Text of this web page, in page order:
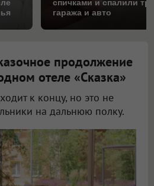
спичками и спалили
гаража и авто
продолжение
отеле «Сказка»
к концу, но это не
на дальнюю полку.